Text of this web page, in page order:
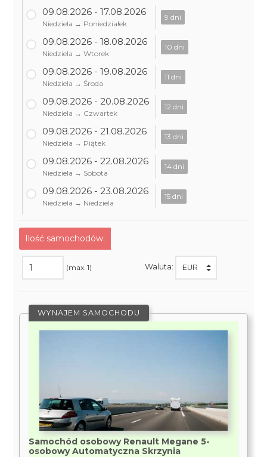
09.08.2026 - 17.08.2026
Niedziela → Poniedziałek
9 dni
09.08.2026 - 18.08.2026
Niedziela → Wtorek
10 dni
09.08.2026 - 19.08.2026
Niedziela → Środa
11 dni
09.08.2026 - 20.08.2026
Niedziela → Czwartek
12 dni
09.08.2026 - 21.08.2026
Niedziela → Piątek
13 dni
09.08.2026 - 22.08.2026
Niedziela → Sobota
14 dni
09.08.2026 - 23.08.2026
Niedziela → Niedziela
15 dni
Ilość samochodów:
(max. 1) Waluta:
WYNAJEM SAMOCHODU
Samochód osobowy Renault Megane 5-
osobowy Automatyczna Skrzynia